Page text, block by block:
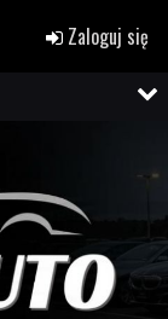
Zaloguj się